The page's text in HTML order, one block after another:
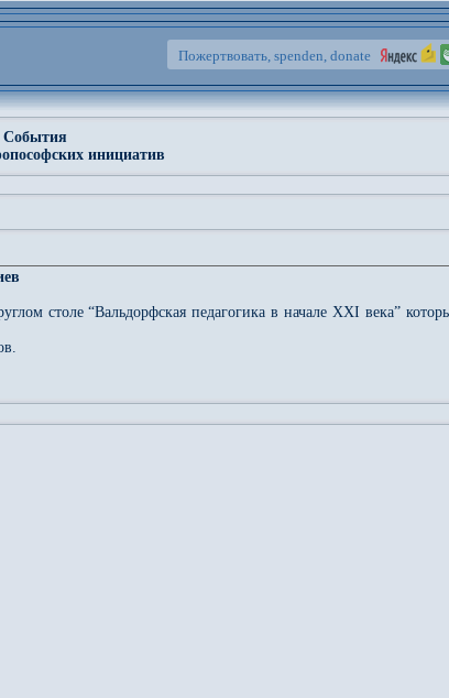
Пожертвовать, spenden, donate
События
инициатив
столе “Вальдорфская педагогика в начале ХХІ века”